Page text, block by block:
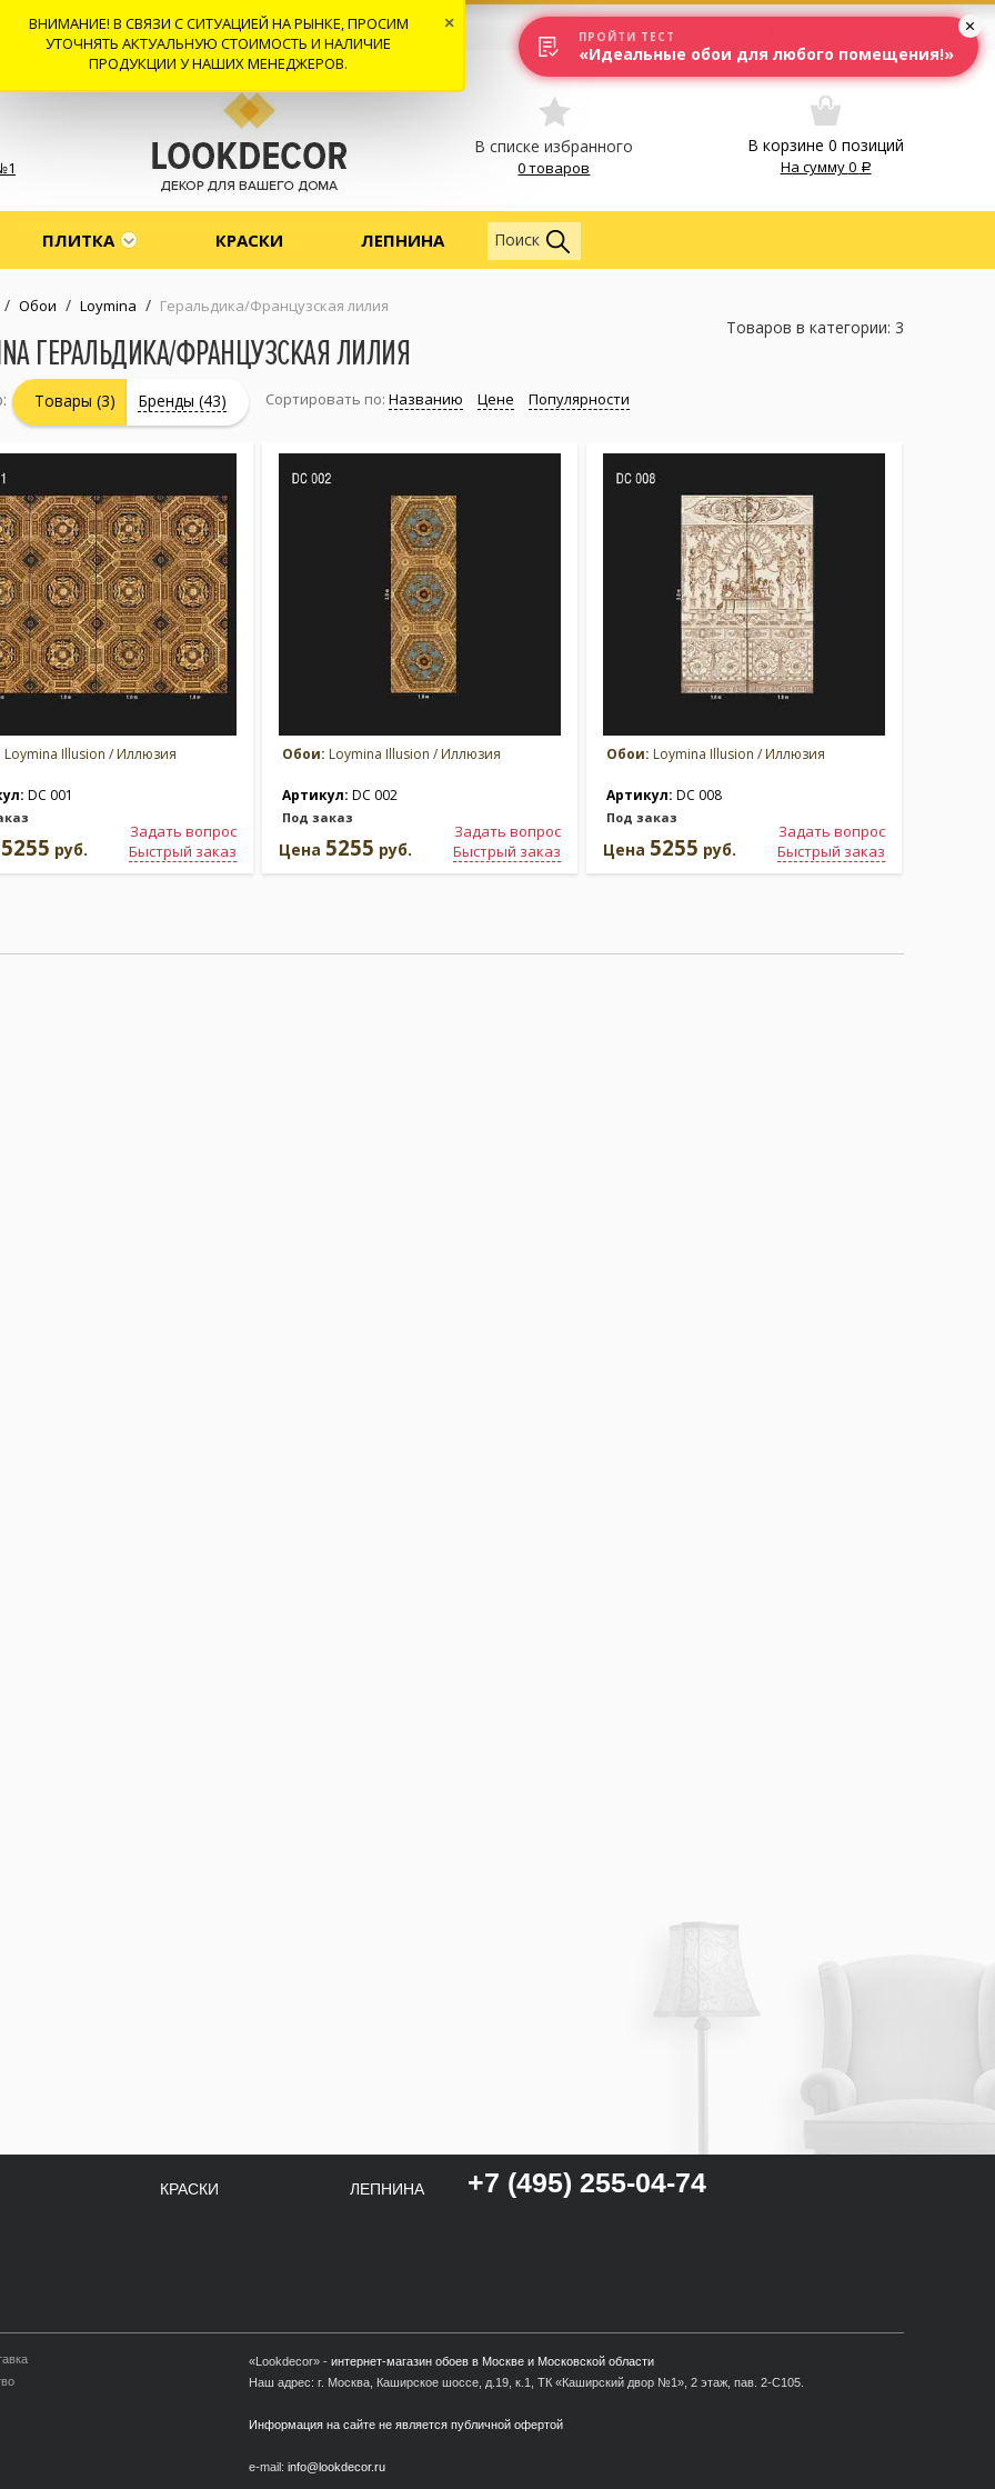
ДОСТАВКА СОТРУДНИЧЕСТВО КОНТАКТЫ ОТЗЫВЫ
В списке избранного
0 товаров
В корзине 0 позиций
На сумму0
ПЛИТКА КРАСКИ ЛЕПНИНА Везде
Поиск
/ Обои / Loymina / Геральдика/Французская лилия
ГЕРАЛЬДИКА/ФРАНЦУЗСКАЯ ЛИЛИЯ
Товаров в категории: 3
Сортировать по: Названию Цене Популярности
Товары (3) Бренды (43)
Loymina Illusion / Иллюзия
DC 001
Задать вопрос
Быстрый заказ
5255 руб.
Обои: Loymina Illusion / Иллюзия
Артикул: DC 002
Под заказ
Задать вопрос
Быстрый заказ
Цена 5255 руб.
Обои: Loymina Illusion / Иллюзия
Артикул: DC 008
Под заказ
Задать вопрос
Быстрый заказ
Цена 5255 руб.
КРАСКИ ЛЕПНИНА +7 (495) 255-04-74
«Lookdecor» - интернет-магазин обоев в Москве и Московской области
Наш адрес: г. Москва, Каширское шоссе, д.19, к.1, ТК «Каширский двор №1», 2 этаж, пав. 2-С105.
Информация на сайте не является публичной офертой
e-mail: info@lookdecor.ru
ВНИМАНИЕ! В СВЯЗИ С СИТУАЦИЕЙ НА РЫНКЕ, ПРОСИМ
УТОЧНЯТЬ АКТУАЛЬНУЮ СТОИМОСТЬ И НАЛИЧИЕ
ПРОДУКЦИИ У НАШИХ МЕНЕДЖЕРОВ.
×
ПРОЙТИ ТЕСТ
«Идеальные обои для любого помещения!»